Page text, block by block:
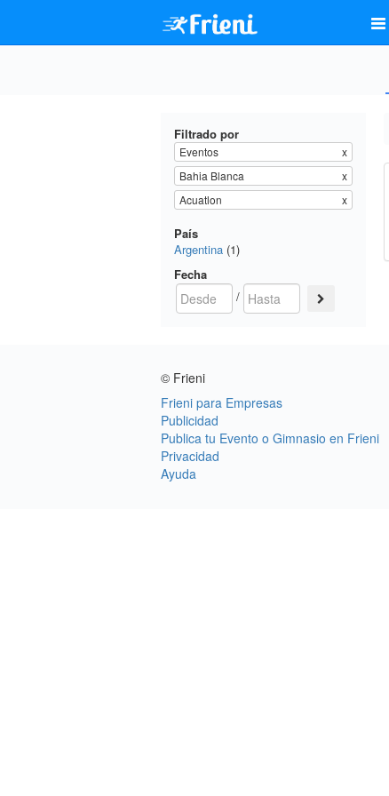
Filtrado por
Eventos
x
Bahia Blanca
x
Acuatlon
x
País
Argentina (1)
Fecha
/
© Frieni
Frieni para Empresas
Publicidad
Publica tu Evento o Gimnasio en Frieni
Privacidad
Ayuda